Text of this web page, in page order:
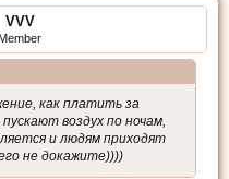
VVV
Member
как платить за
воздух по ночам,
и людям приходят
не докажите))))